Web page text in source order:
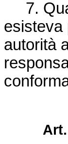
7.
esisteva
autorità
Art.